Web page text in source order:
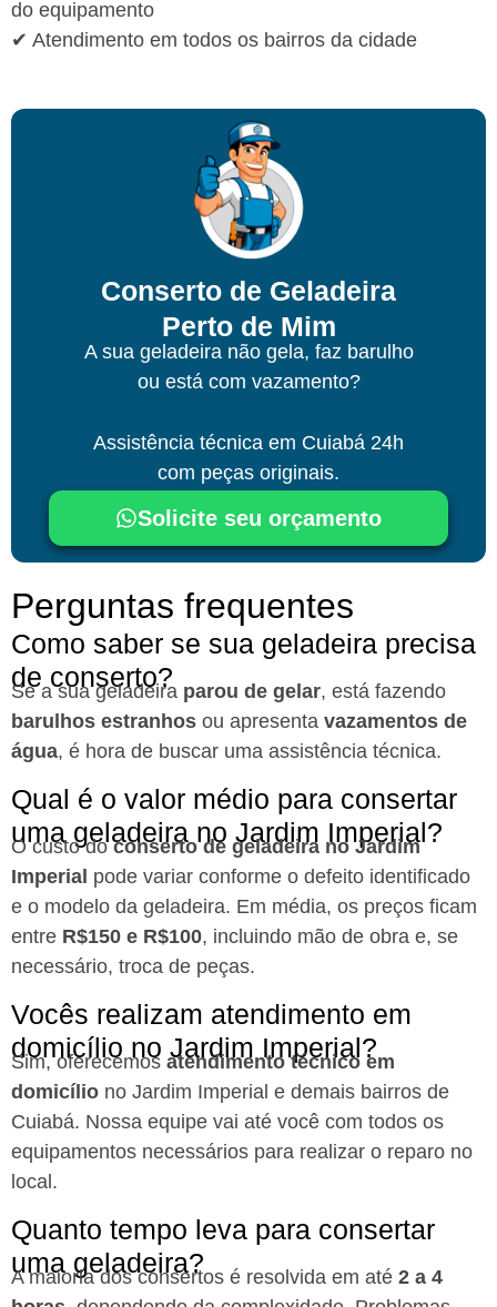
do equipamento
✔ Atendimento em todos os bairros da cidade
Conserto de Geladeira
Perto de Mim
A sua geladeira não gela, faz barulho
ou está com vazamento?
Assistência técnica em Cuiabá 24h
com peças originais.
Solicite seu orçamento
Perguntas frequentes
Como saber se sua geladeira precisa
de conserto?
Se a sua geladeira parou de gelar, está fazendo
barulhos estranhos ou apresenta vazamentos de
água, é hora de buscar uma assistência técnica.
Qual é o valor médio para consertar
uma geladeira no Jardim Imperial?
O custo doconserto de geladeira no Jardim
Imperial pode variar conforme o defeito identificado
e o modelo da geladeira. Em média, os preços ficam
entre R$150 e R$100, incluindo mão de obra e, se
necessário, troca de peças.
Vocês realizam atendimento em
domicílio no Jardim Imperial?
Sim, oferecemos atendimento técnico em
domicílio no Jardim Imperial e demais bairros de
Cuiabá. Nossa equipe vai até você com todos os
equipamentos necessários para realizar o reparo no
local.
Quanto tempo leva para consertar
uma geladeira?
A maioria dos consertos é resolvida em até 2 a 4